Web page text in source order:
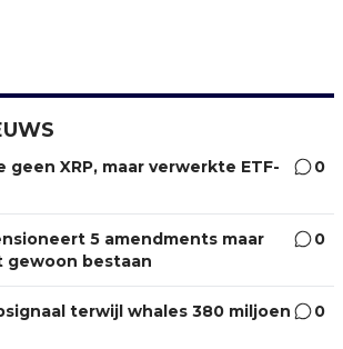
XRP, maar verwerkte ETF-
0
5 amendments maar
gewoon bestaan
0
terwijl whales 380 miljoen
0